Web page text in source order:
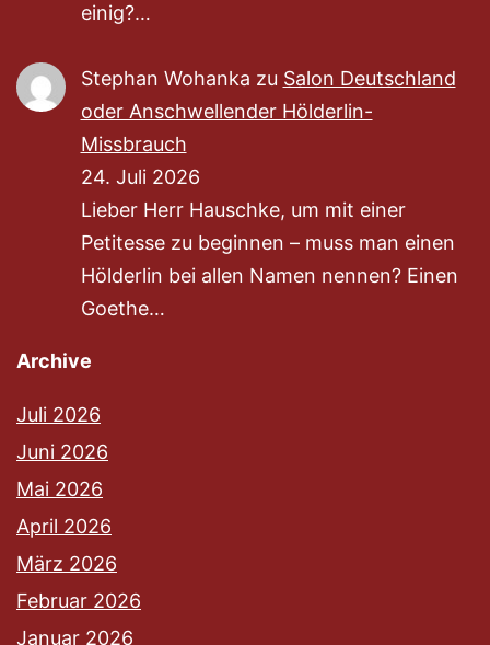
einig?…
Stephan Wohanka zu Salon Deutschland
oder Anschwellender Hölderlin-
Missbrauch
24. Juli 2026
Lieber Herr Hauschke, um mit einer
Petitesse zu beginnen – muss man einen
Hölderlin bei allen Namen nennen? Einen
Goethe…
Archive
Juli 2026
Juni 2026
Mai 2026
April 2026
März 2026
Februar 2026
Januar 2026